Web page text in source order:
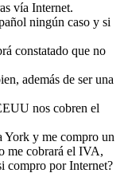
vía Internet.
ningún caso y si
constatado que no
además de ser una
nos cobren el
York y me compro un
me cobrará el IVA,
compro por Internet?